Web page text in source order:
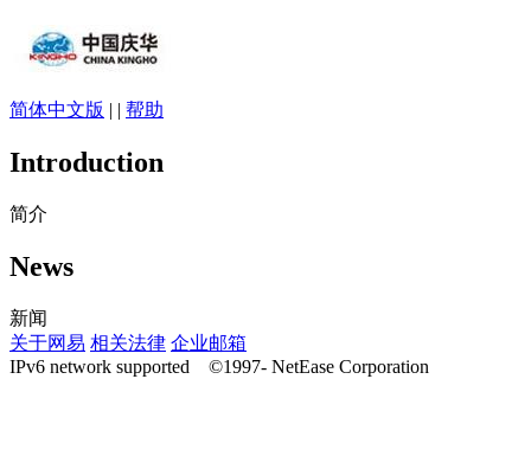
简体中文版 | | 帮助
Introduction
简介
News
新闻
关于网易 相关法律 企业邮箱
IPv6 network supported ©1997- NetEase Corporation